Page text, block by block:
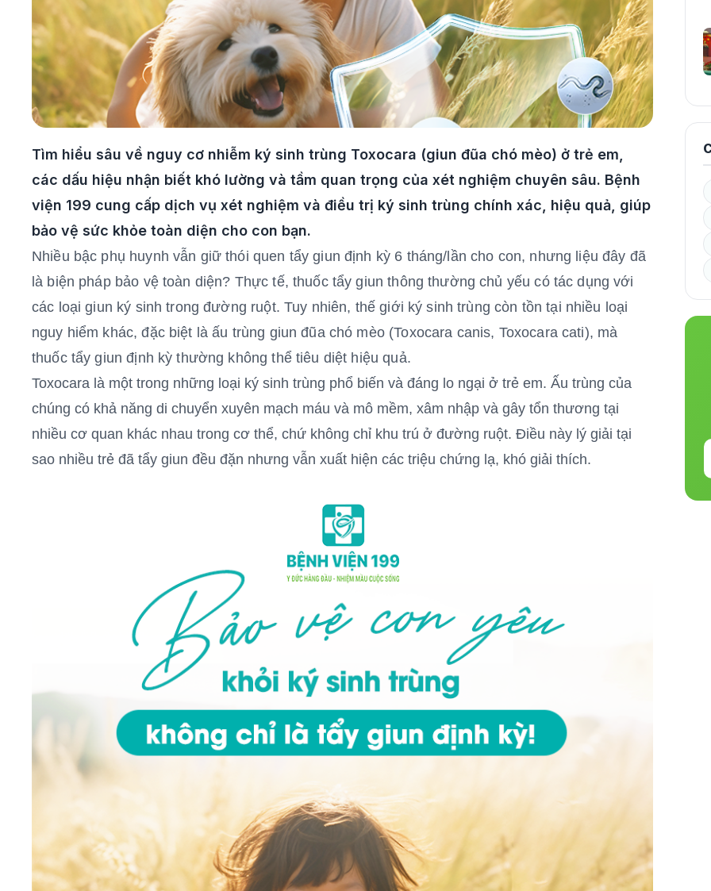
Tìm hiểu sâu về nguy cơ nhiễm ký sinh trùng Toxocara (giun đũa chó mèo) ở trẻ em,
các dấu hiệu nhận biết khó lường và tầm quan trọng của xét nghiệm chuyên sâu. Bệnh
viện 199 cung cấp dịch vụ xét nghiệm và điều trị ký sinh trùng chính xác, hiệu quả, giúp
bảo vệ sức khỏe toàn diện cho con bạn.
Nhiều bậc phụ huynh vẫn giữ thói quen tẩy giun định kỳ 6 tháng/lần cho con, nhưng liệu đây đã
là biện pháp bảo vệ toàn diện? Thực tế, thuốc tẩy giun thông thường chủ yếu có tác dụng với
các loại giun ký sinh trong đường ruột. Tuy nhiên, thế giới ký sinh trùng còn tồn tại nhiều loại
nguy hiểm khác, đặc biệt là ấu trùng giun đũa chó mèo (Toxocara canis, Toxocara cati), mà
thuốc tẩy giun định kỳ thường không thể tiêu diệt hiệu quả.
Toxocara là một trong những loại ký sinh trùng phổ biến và đáng lo ngại ở trẻ em. Ấu trùng của
chúng có khả năng di chuyển xuyên mạch máu và mô mềm, xâm nhập và gây tổn thương tại
nhiều cơ quan khác nhau trong cơ thể, chứ không chỉ khu trú ở đường ruột. Điều này lý giải tại
sao nhiều trẻ đã tẩy giun đều đặn nhưng vẫn xuất hiện các triệu chứng lạ, khó giải thích.